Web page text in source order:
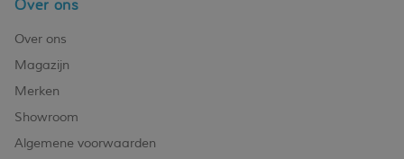
Over ons
Over ons
Magazijn
Merken
Showroom
Algemene voorwaarden